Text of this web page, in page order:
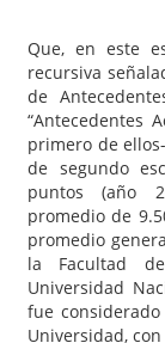
Que, en este
recursiva
de
“Antecedentes
primero de
de segundo
puntos (año
promedio de
promedio
la Facultad
Universidad
fue
Universidad,